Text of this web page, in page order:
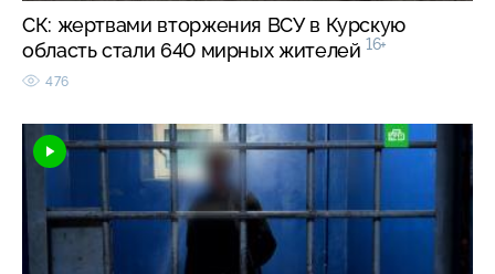
СК: жертвами вторжения ВСУ в Курскую
область стали 640 мирных жителей 16+
476